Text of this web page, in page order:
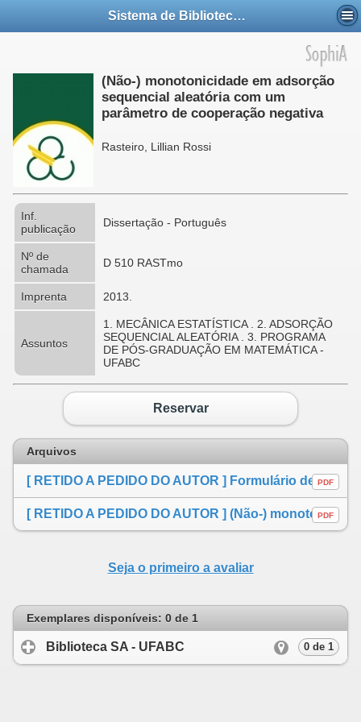
Sistema de Bibliotecas da UFABC
(Não-) monotonicidade em adsorção
sequencial aleatória com um
parâmetro de cooperação negativa
Rasteiro, Lillian Rossi
Inf.
publicação
Dissertação - Português
Nº de
chamada
D 510 RASTmo
Imprenta 2013.
Assuntos
1. MECÂNICA ESTATÍSTICA . 2. ADSORÇÃO
SEQUENCIAL ALEATÓRIA . 3. PROGRAMA
DE PÓS-GRADUAÇÃO EM MATEMÁTICA -
UFABC
Reservar
Arquivos
[ RETIDO A PEDIDO DO AUTOR ] Formulário de autorização
PDF
[ RETIDO A PEDIDO DO AUTOR ] (Não-) monotonicidade em adsorção sequencial aleatória com um parâmetro de cooperação negativa
PDF
Seja o primeiro a avaliar
Exemplares disponíveis: 0 de 1
Biblioteca SA - UFABC 0 de 1
click to expand